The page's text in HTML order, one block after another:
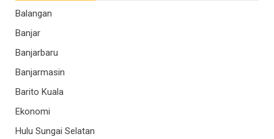
Balangan
Banjar
Banjarbaru
Banjarmasin
Barito Kuala
Ekonomi
Hulu Sungai Selatan